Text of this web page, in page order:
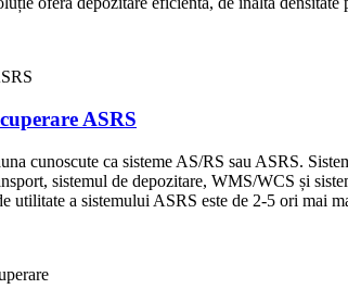
ASRS
cunoscute ca sisteme AS/RS sau ASRS.
sistemul de depozitare, WMS/WCS și
utilitate a sistemului ASRS este de 2-5 ori mai